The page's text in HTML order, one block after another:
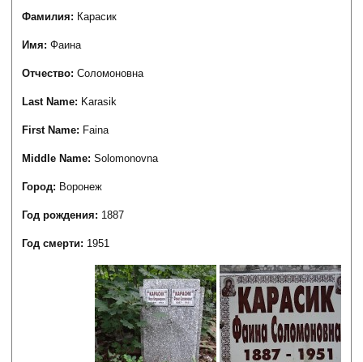
Фамилия: Карасик
Имя:Фаина
Отчество:Соломоновна
Last Name: Karasik
First Name: Faina
Middle Name:Solomonovna
Город: Воронеж
Год рождения: 1887
Год смерти: 1951